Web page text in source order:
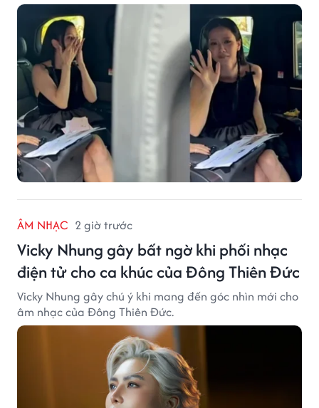
ÂM NHẠC 2 giờ trước
Vicky Nhung gây bất ngờ khi phối nhạc
điện tử cho ca khúc của Đông Thiên Đức
Vicky Nhung gây chú ý khi mang đến góc nhìn mới cho
âm nhạc của Đông Thiên Đức.